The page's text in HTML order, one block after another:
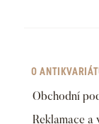
O
Obchodní
Reklamace a